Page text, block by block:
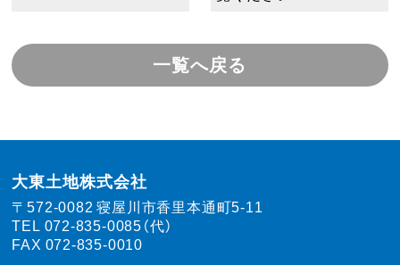
一覧へ戻る
大東土地株式会社
〒572-0082寝屋川市香里本通町5-11
TEL 072-835-0085（代）
FAX 072-835-0010